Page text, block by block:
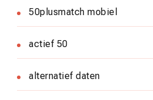
50plusmatch mobiel
actief 50
alternatief daten